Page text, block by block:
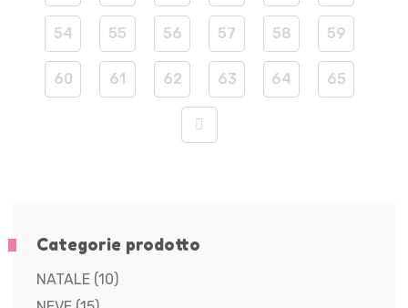
54 55 56 57 58 59
60 61 62 63 64 65
Categorie prodotto
NATALE (10)